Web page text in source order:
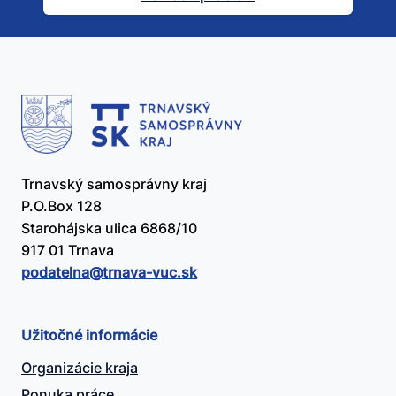
užitočný?
Trnavský samosprávny kraj
P.O.Box 128
Starohájska ulica 6868/10
917 01 Trnava
podatelna@​trnava-vuc.sk
Užitočné informácie
Organizácie kraja